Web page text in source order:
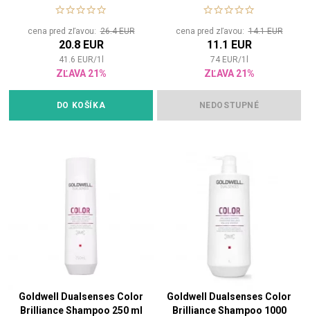
cena pred zľavou:26.4 EUR
20.8 EUR
41.6 EUR/1
ZĽAVA 21%
DO KOŠÍKA
cena pred zľavou:14.1 EUR
11.1 EUR
74 EUR/1
ZĽAVA 21%
NEDOSTUPNÉ
Goldwell Dualsenses Color
Brilliance Shampoo 250 ml
Goldwell Dualsenses Color
Brilliance Shampoo 1000